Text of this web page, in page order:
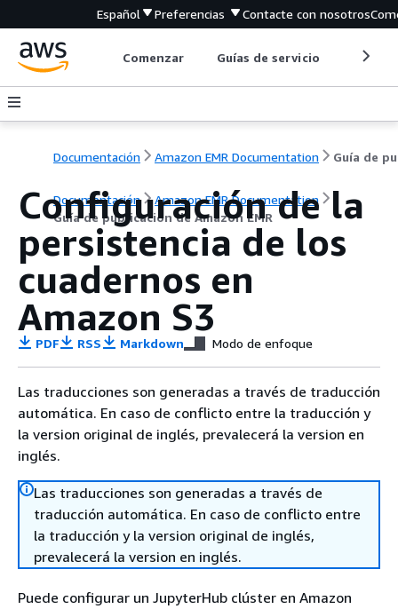
Español Preferencias Contacte con nosotros
Comenzar Guías de servicio
Documentación Amazon EMR Documentation
Documentación
Amazon EMR Documentation
Guía de publicación de Amazon EMR
Configuración de la
persistencia de los
cuadernos en
Amazon S3
PDF RSS Markdown Modo de enfoque
Las traducciones son generadas a través de traducción
automática. En caso de conflicto entre la traducción y
la version original de inglés, prevalecerá la version en
inglés.
Las traducciones son generadas a través de
traducción automática. En caso de conflicto entre
la traducción y la version original de inglés,
prevalecerá la version en inglés.
Puede configurar un JupyterHub clúster en Amazon